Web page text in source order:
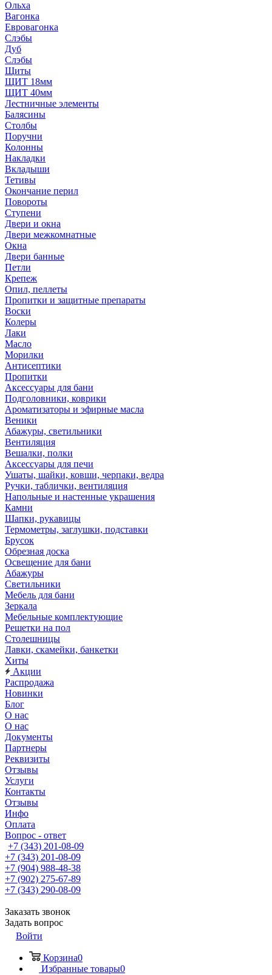
Ольха
Вагонка
Евровагонка
Слэбы
Дуб
Слэбы
Щиты
ЩИТ 18мм
ЩИТ 40мм
Лестничные элементы
Балясины
Столбы
Поручни
Колонны
Накладки
Вкладыши
Тетивы
Окончание перил
Повороты
Ступени
Двери и окна
Двери межкомнатные
Окна
Двери банные
Петли
Крепеж
Опил, пеллеты
Пропитки и защитные препараты
Воски
Колеры
Лаки
Масло
Морилки
Антисептики
Пропитки
Аксессуары для бани
Подголовники, коврики
Ароматизаторы и эфирные масла
Веники
Абажуры, светильники
Вентиляция
Вешалки, полки
Аксессуары для печи
Ушаты, шайки, ковши, черпаки, ведра
Ручки, таблички, вентиляция
Напольные и настенные украшения
Камни
Шапки, рукавицы
Термометры, заглушки, подставки
Брусок
Обрезная доска
Освещение для бани
Абажуры
Светильники
Мебель для бани
Зеркала
Мебельные комплектующие
Решетки на пол
Столешницы
Лавки, скамейки, банкетки
Хиты
Акции
Распродажа
Новинки
Блог
О нас
О нас
Документы
Партнеры
Реквизиты
Отзывы
Услуги
Контакты
Отзывы
Инфо
Оплата
Вопрос - ответ
+7 (343) 201-08-09
+7 (343) 201-08-09
+7 (904) 988-48-38
+7 (902) 275-67-89
+7 (343) 290-08-09
Заказать звонок
Задать вопрос
Войти
Корзина0
Избранные товары0